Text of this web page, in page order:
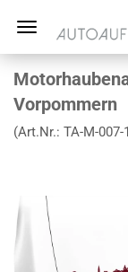
Vorpommern
(Art.Nr.: TA-M-007-